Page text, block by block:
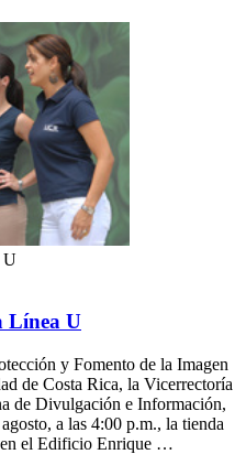
U
Línea U
y Fomento de la Imagen
de Costa Rica, la Vicerrectoría
de Divulgación e Información,
a las 4:00 p.m., la tienda
en el Edificio Enrique …